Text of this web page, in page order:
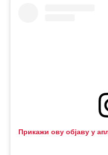
Прикажи ову објаву у